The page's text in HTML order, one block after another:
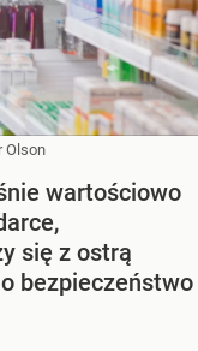
Olson
wartościowo
się z ostrą
bezpieczeństwo